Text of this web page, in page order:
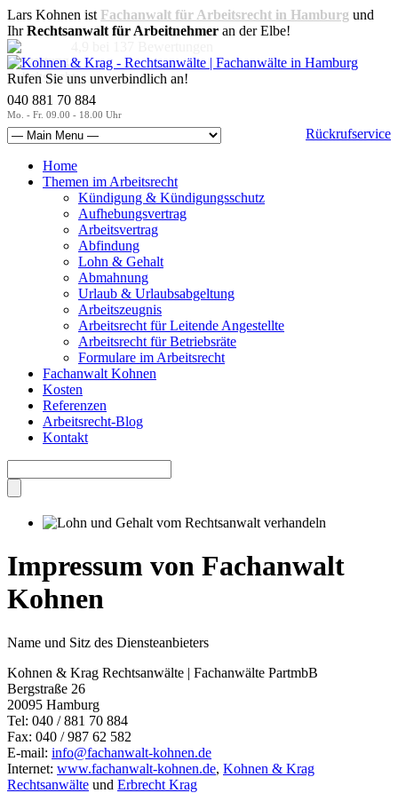
Lars Kohnen ist Fachanwalt für Arbeitsrecht in Hamburg und
IhrRechtsanwalt für Arbeitnehmer an der Elbe!
Rufen Sie uns unverbindlich an!
040 881 70 884
Mo. - Fr. 09.00 - 18.00 Uhr
Rückrufservice
Home
Themen im Arbeitsrecht
Kündigung & Kündigungsschutz
Aufhebungsvertrag
Arbeitsvertrag
Abfindung
Lohn & Gehalt
Abmahnung
Urlaub & Urlaubsabgeltung
Arbeitszeugnis
Arbeitsrecht für Leitende Angestellte
Arbeitsrecht für Betriebsräte
Formulare im Arbeitsrecht
Fachanwalt Kohnen
Kosten
Referenzen
Arbeitsrecht-Blog
Kontakt
Impressum von Fachanwalt
Kohnen
Name und Sitz des Diensteanbieters
Kohnen & Krag Rechtsanwälte | Fachanwälte PartmbB
Bergstraße 26
20095 Hamburg
Tel: 040 / 881 70 884
Fax: 040 / 987 62 582
E-mail: info@fachanwalt-kohnen.de
Internet: www.fachanwalt-kohnen.de, Kohnen & Krag
Rechtsanwälte und Erbrecht Krag